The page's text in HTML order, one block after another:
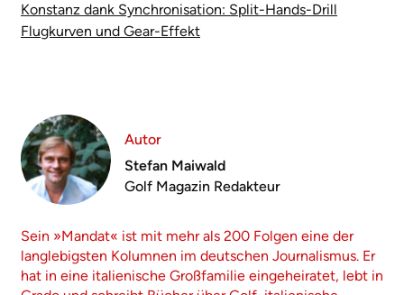
Konstanz dank Synchronisation: Split-Hands-Drill
Flugkurven und Gear-Effekt
Autor
Stefan Maiwald
Golf Magazin Redakteur
Sein »Mandat« ist mit mehr als 200 Folgen eine der
langlebigsten Kolumnen im deutschen Journalismus. Er
hat in eine italienische Großfamilie eingeheiratet, lebt in